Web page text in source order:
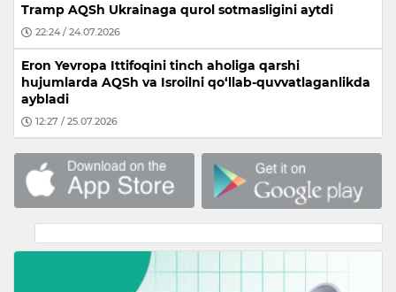
Tramp AQSh Ukrainaga qurol sotmasligini aytdi
22:24 / 24.07.2026
Eron Yevropa Ittifoqini tinch aholiga qarshi
hujumlarda AQSh va Isroilni qo‘llab-quvvatlaganlikda
aybladi
12:27 / 25.07.2026